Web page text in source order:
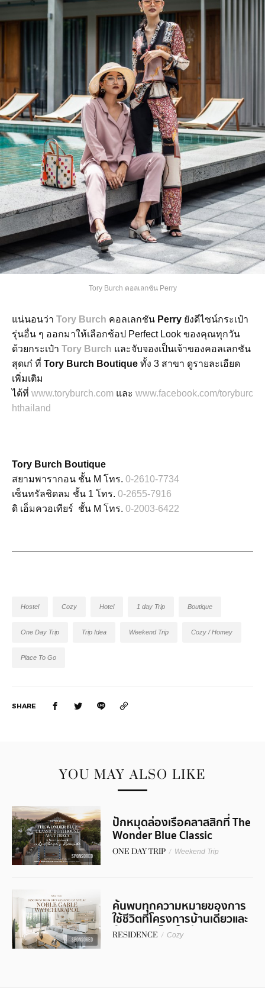
Tory Burch คอลเลกชัน Perry
แน่นอนว่า Tory Burch คอลเลกชัน Perry ยังดีไซน์กระเป๋า
รุ่นอื่น ๆ ออกมาให้เลือกช้อป Perfect Look ของคุณทุกวัน
ด้วยกระเป๋า Tory Burch และจับจองเป็นเจ้าของคอลเลกชัน
สุดเก๋ ที่ Tory Burch Boutique ทั้ง 3 สาขา ดูรายละเอียด
เพิ่มเติม
ได้ที่ www.toryburch.com และ www.facebook.com/toryburc
hthailand
Tory Burch Boutique
สยามพารากอน ชั้น M โทร. 0-2610-7734
เซ็นทรัลชิดลม ชั้น 1 โทร. 0-2655-7916
ดิ เอ็มควอเทียร์ ชั้น M โทร. 0-2003-6422
Hostel Cozy Hotel 1 day Trip Boutique
One Day Trip Trip Idea Weekend Trip Cozy / Homey
Place To Go
SHARE
YOU MAY ALSO LIKE
SPONSORED
ปักหมุดล่องเรือคลาสสิกที่ The
Wonder Blue Classic
Boathouse Ayutthaya
ONE DAY TRIP / Weekend Trip
SPONSORED
ค้นพบทุกความหมายของการ
ใช้ชีวิตที่โครงการบ้านเดี่ยวและ
บ้านแฝดดีไซน์ใหม่ ‘Noble
RESIDENCE / Cozy